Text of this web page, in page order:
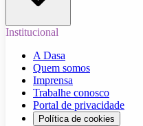
Institucional
A Dasa
Quem somos
Imprensa
Trabalhe conosco
Portal de privacidade
Política de cookies